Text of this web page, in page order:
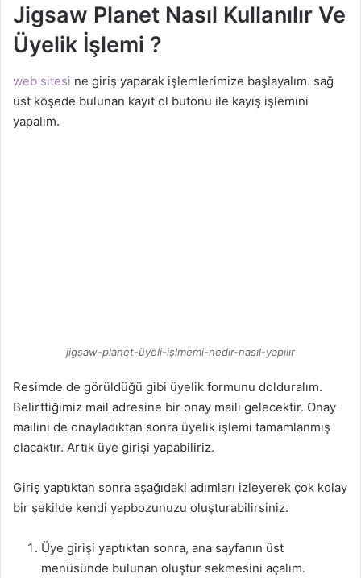
Jigsaw Planet Nasıl Kullanılır Ve
Üyelik İşlemi ?
web sitesi ne giriş yaparak işlemlerimize başlayalım. sağ
üst köşede bulunan kayıt ol butonu ile kayış işlemini
yapalım.
jigsaw-planet-üyeli-işlmemi-nedir-nasıl-yapılır
Resimde de görüldüğü gibi üyelik formunu dolduralım.
Belirttiğimiz mail adresine bir onay maili gelecektir. Onay
mailini de onayladıktan sonra üyelik işlemi tamamlanmış
olacaktır. Artık üye girişi yapabiliriz.
Giriş yaptıktan sonra aşağıdaki adımları izleyerek çok kolay
bir şekilde kendi yapbozunuzu oluşturabilirsiniz.
Üye girişi yaptıktan sonra, ana sayfanın üst
menüsünde bulunan oluştur sekmesini açalım.